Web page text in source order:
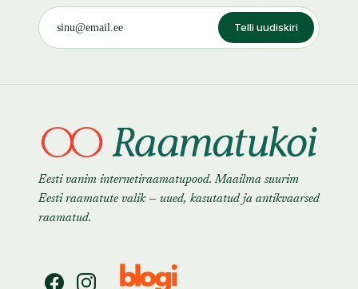
Telli uudiskiri
Eesti vanim internetiraamatupood. Maailma suurim
Eesti raamatute valik — uued, kasutatud ja antikvaarsed
raamatud.